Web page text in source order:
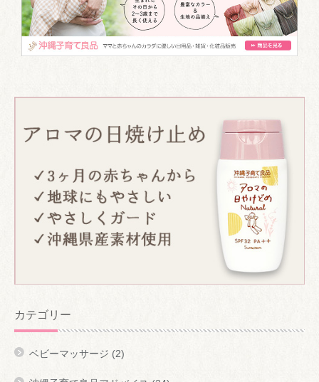
カテゴリー
ベビーマッサージ (2)